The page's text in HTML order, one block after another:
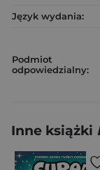
Język wydania:
Podmiot
odpowiedzialny:
Inne książki